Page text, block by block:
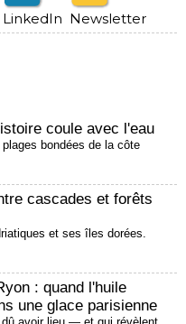
LinkedIn Newsletter
coule avec l'eau
bondées de la côte
cascades et forêts
et ses îles dorées.
: quand l'huile
une glace parisienne